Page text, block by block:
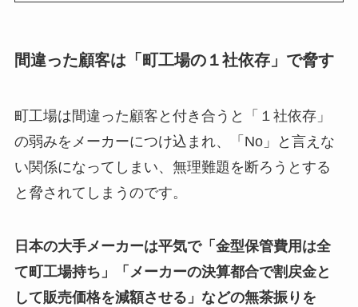
間違った顧客は「町工場の１社依存」で脅す
町工場は間違った顧客と付き合うと「１社依存」
の弱みをメーカーにつけ込まれ、「No」と言えな
い関係になってしまい、無理難題を断ろうとする
と脅されてしまうのです。
日本の大手メーカーは平気で「金型保管費用は全
て町工場持ち」「メーカーの決算都合で割戻金と
して販売価格を減額させる」などの無茶振りを